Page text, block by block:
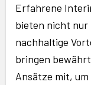
Erfahrene
bieten nicht nur
nachhaltige
bringen
Ansätze mit,